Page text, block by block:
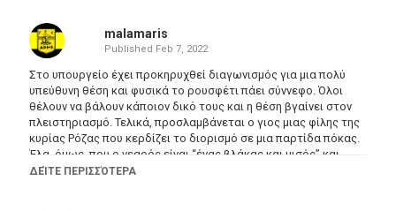
malamaris
Published Feb 7, 2022
Στο υπουργείο έχει προκηρυχθεί διαγωνισμός για μια πολύ
υπεύθυνη θέση και φυσικά το ρουσφέτι πάει σύννεφο. Όλοι
θέλουν να βάλουν κάποιον δικό τους και η θέση βγαίνει στον
πλειστηριασμό. Τελικά, προσλαμβάνεται ο γιος μιας φίλης της
κυρίας Ρόζας που κερδίζει το διορισμό σε μια παρτίδα πόκας.
Έλα, όμως, που ο νεαρός είναι “ένας βλάκας και μισός” και
επιπλέον computer freak που καταστρέφει όλα τα ηλεκτρονικά
ΔΕΊΤΕ ΠΕΡΙΣΣΌΤΕΡΑ